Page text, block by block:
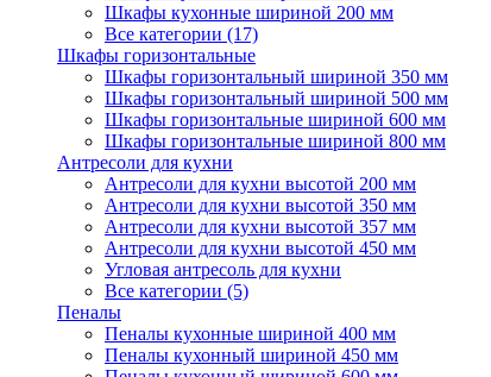
Шкафы кухонные шириной 200 мм
Все категории (17)
Шкафы горизонтальные
Шкафы горизонтальный шириной 350 мм
Шкафы горизонтальный шириной 500 мм
Шкафы горизонтальные шириной 600 мм
Шкафы горизонтальные шириной 800 мм
Антресоли для кухни
Антресоли для кухни высотой 200 мм
Антресоли для кухни высотой 350 мм
Антресоли для кухни высотой 357 мм
Антресоли для кухни высотой 450 мм
Угловая антресоль для кухни
Все категории (5)
Пеналы
Пеналы кухонные шириной 400 мм
Пеналы кухонный шириной 450 мм